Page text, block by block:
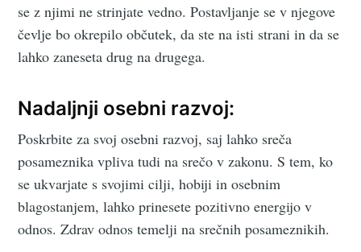
se z njimi ne strinjate vedno. Postavljanje se v njegove
čevlje bo okrepilo občutek, da ste na isti strani in da se
lahko zaneseta drug na drugega.
Nadaljnji osebni razvoj:
Poskrbite za svoj osebni razvoj, saj lahko sreča
posameznika vpliva tudi na srečo v zakonu. S tem, ko
se ukvarjate s svojimi cilji, hobiji in osebnim
blagostanjem, lahko prinesete pozitivno energijo v
odnos. Zdrav odnos temelji na srečnih posameznikih.